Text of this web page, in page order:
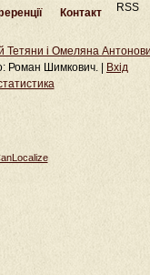
Контакт RSS
Тетяни і Омеляна
Роман Шимкович. | Вхід